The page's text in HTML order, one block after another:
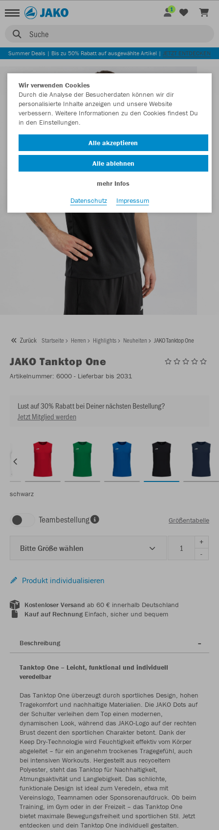
Suche
1
Summer Deals | Bis zu 50% Rabatt auf ausgewählte Artikel | JETZT ENTDECKEN
Zurück Startseite Herren Highlights Neuheiten JAKO Tanktop One
JAKO Tanktop One
Artikelnummer: 6000 - Lieferbar bis 2031
Lust auf 30% Rabatt bei Deiner nächsten Bestellung?
Jetzt Mitglied werden
schwarz
Teambestellung Größentabelle
Bitte Größe wählen
+
-
Produkt individualisieren
Kostenloser Versand ab 60 € innerhalb Deutschland
Kauf auf RechnungEinfach, sicher und bequem
Beschreibung
Tanktop One – Leicht, funktional und individuell
veredelbar
Das Tanktop One überzeugt durch sportliches Design, hohen
Tragekomfort und nachhaltige Materialien. Die JAKO Dots auf
der Schulter verleihen dem Top einen modernen,
dynamischen Look, während das JAKO-Logo auf der rechten
Brust dezent den sportlichen Charakter betont. Dank der
Keep Dry-Technologie wird Feuchtigkeit effektiv vom Körper
abgeleitet – für ein angenehm trockenes Tragegefühl, auch
bei intensiven Workouts. Hergestellt aus recyceltem
Polyester, steht das Tanktop für Nachhaltigkeit,
Atmungsaktivität und Langlebigkeit. Das schlichte,
funktionale Design ist ideal zum Veredeln, etwa mit
Vereinslogo, Teamnamen oder Sponsorenaufdruck. Ob beim
Training, im Gym oder in der Freizeit – das Tanktop One
bietet maximale Bewegungsfreiheit und sportlichen Stil. Jetzt
entdecken und dein Tanktop One individuell gestalten.
Wir verwenden Cookies
Durch die Analyse der Besucherdaten können wir dir
personalisierte Inhalte anzeigen und unsere Website
verbessern. Weitere Informationen zu den Cookies findest Du
in den Einstellungen.
Alle akzeptieren
Alle ablehnen
mehr Infos
Datenschutz
Impressum